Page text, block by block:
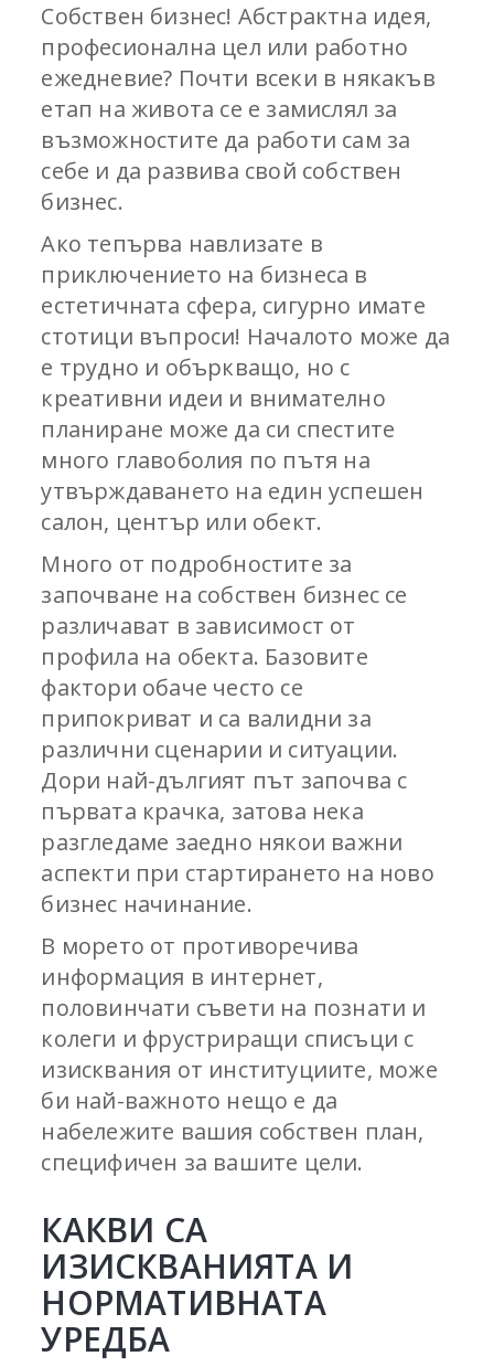
Собствен бизнес! Абстрактна идея,
професионална цел или работно
ежедневие? Почти всеки в някакъв
етап на живота се е замислял за
възможностите да работи сам за
себе и да развива свой собствен
бизнес.
Ако тепърва навлизате в
приключението на бизнеса в
естетичната сфера, сигурно имате
стотици въпроси! Началото може да
е трудно и объркващо, но с
креативни идеи и внимателно
планиране може да си спестите
много главоболия по пътя на
утвърждаването на един успешен
салон, център или обект.
Много от подробностите за
започване на собствен бизнес се
различават в зависимост от
профила на обекта. Базовите
фактори обаче често се
припокриват и са валидни за
различни сценарии и ситуации.
Дори най-дългият път започва с
първата крачка, затова нека
разгледаме заедно някои важни
аспекти при стартирането на ново
бизнес начинание.
В морето от противоречива
информация в интернет,
половинчати съвети на познати и
колеги и фрустриращи списъци с
изисквания от институциите, може
би най-важното нещо е да
набележите вашия собствен план,
специфичен за вашите цели.
КАКВИ СА
ИЗИСКВАНИЯТА И
НОРМАТИВНАТА
УРЕДБА